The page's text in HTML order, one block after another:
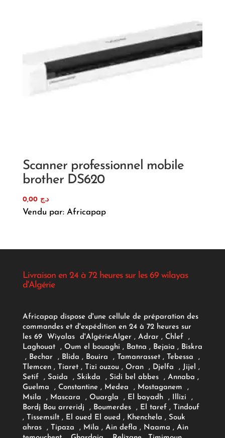
Scanner professionnel mobile
brother DS620
د.ج 0,00
Vendu par: Africapap
Livraison en 24 à 72 heures sur les 69 wilayas
d'Algérie
Africapap dispose d'une cellule de préparation des
commandes et d'expédition en 24 à 72 heures sur
les 69 Wiyalas d'Algérie:Alger , Adrar, Chlef ,
Laghouat , Oum el bouaghi , Batna , Bejaia , Biskra
, Bechar , Blida , Bouira , Tamanrasset , Tebessa ,
Tlemcen , Tiaret , Tizi ouzou , Oran , Djelfa , Jijel ,
Setif , Saida , Skikda , Sidi bel abbes , Annaba ,
Guelma , Constantine , Medea , Mostaganem ,
Msila , Mascara , Ouargla , El bayadh , Illizi ,
Bordj Bou arreridj , Boumerdes , El taref , Tindouf
, Tissemsilt , El oued El oued , Khenchela , Souk
ahras , Tipaza , Mila , Ain defla , Naama , Ain